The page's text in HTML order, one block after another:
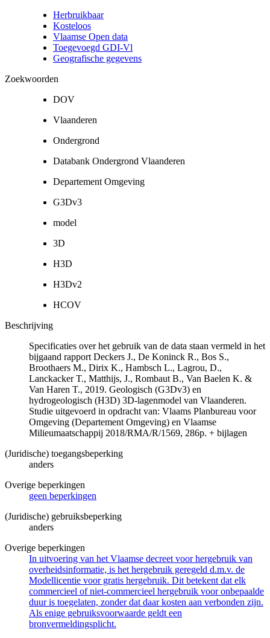
Herbruikbaar
Kosteloos
Vlaamse Open data
Toegevoegd GDI-Vl
Geografische gegevens
Zoekwoorden
DOV
Vlaanderen
Ondergrond
Databank Ondergrond Vlaanderen
Departement Omgeving
G3Dv3
model
3D
H3D
H3Dv2
HCOV
Beschrijving
Specificaties over het gebruik van de data staan vermeld in het
bijgaand rapport Deckers J., De Koninck R., Bos S.,
Broothaers M., Dirix K., Hambsch L., Lagrou, D.,
Lanckacker T., Matthijs, J., Rombaut B., Van Baelen K. &
Van Haren T., 2019. Geologisch (G3Dv3) en
hydrogeologisch (H3D) 3D-lagenmodel van Vlaanderen.
Studie uitgevoerd in opdracht van: Vlaams Planbureau voor
Omgeving (Departement Omgeving) en Vlaamse
Milieumaatschappij 2018/RMA/R/1569, 286p. + bijlagen
(Juridische) toegangsbeperking
anders
Overige beperkingen
geen beperkingen
(Juridische) gebruiksbeperking
anders
Overige beperkingen
In uitvoering van het Vlaamse decreet voor hergebruik van
overheidsinformatie, is het hergebruik geregeld d.m.v. de
Modellicentie voor gratis hergebruik. Dit betekent dat elk
commercieel of niet-commercieel hergebruik voor onbepaalde
duur is toegelaten, zonder dat daar kosten aan verbonden zijn.
Als enige gebruiksvoorwaarde geldt een
bronvermeldingsplicht.